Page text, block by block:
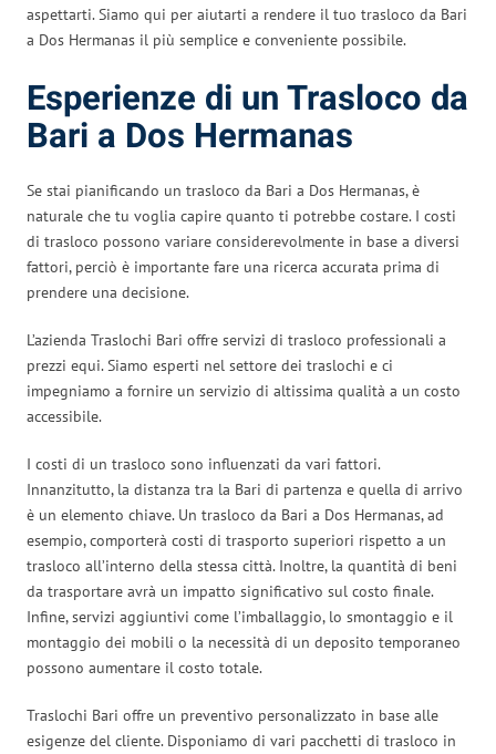
aspettarti. Siamo qui per aiutarti a rendere il tuo trasloco da Bari
a Dos Hermanas il più semplice e conveniente possibile.
Esperienze di un Trasloco da
Bari a Dos Hermanas
Se stai pianificando un trasloco da Bari a Dos Hermanas, è
naturale che tu voglia capire quanto ti potrebbe costare. I costi
di trasloco possono variare considerevolmente in base a diversi
fattori, perciò è importante fare una ricerca accurata prima di
prendere una decisione.
L’azienda Traslochi Bari offre servizi di trasloco professionali a
prezzi equi. Siamo esperti nel settore dei traslochi e ci
impegniamo a fornire un servizio di altissima qualità a un costo
accessibile.
I costi di un trasloco sono influenzati da vari fattori.
Innanzitutto, la distanza tra la Bari di partenza e quella di arrivo
è un elemento chiave. Un trasloco da Bari a Dos Hermanas, ad
esempio, comporterà costi di trasporto superiori rispetto a un
trasloco all’interno della stessa città. Inoltre, la quantità di beni
da trasportare avrà un impatto significativo sul costo finale.
Infine, servizi aggiuntivi come l’imballaggio, lo smontaggio e il
montaggio dei mobili o la necessità di un deposito temporaneo
possono aumentare il costo totale.
Traslochi Bari offre un preventivo personalizzato in base alle
esigenze del cliente. Disponiamo di vari pacchetti di trasloco in